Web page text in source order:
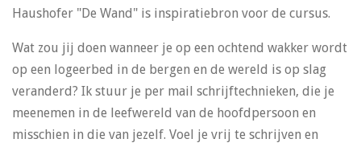
Haushofer "De Wand" is inspiratiebron voor de cursus.
Wat zou jij doen wanneer je op een ochtend wakker wordt
op een logeerbed in de bergen en de wereld is op slag
veranderd? Ik stuur je per mail schrijftechnieken, die je
meenemen in de leefwereld van de hoofdpersoon en
misschien in die van jezelf. Voel je vrij te schrijven en